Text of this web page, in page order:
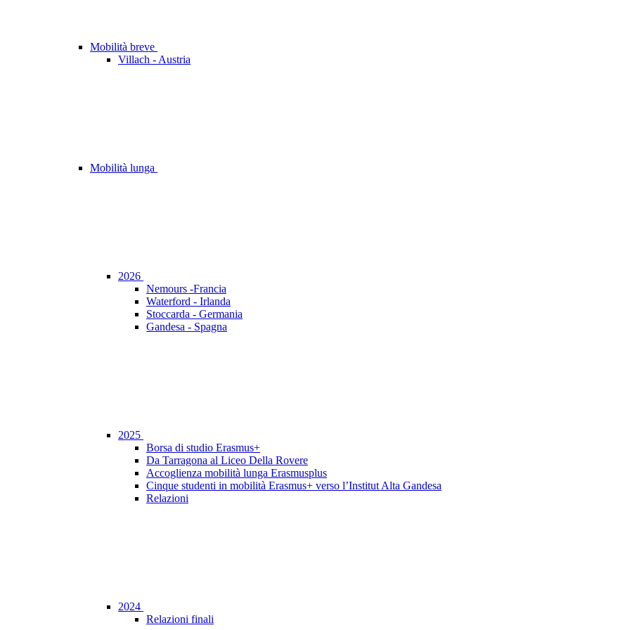
Mobilità breve
Villach - Austria
Mobilità lunga
2026
Nemours -Francia
Waterford - Irlanda
Stoccarda - Germania
Gandesa - Spagna
2025
Borsa di studio Erasmus+
Da Tarragona al Liceo Della Rovere
Accoglienza mobilità lunga Erasmusplus
Cinque studenti in mobilità Erasmus+ verso l’Institut Alta Gandesa
Relazioni
2024
Relazioni finali